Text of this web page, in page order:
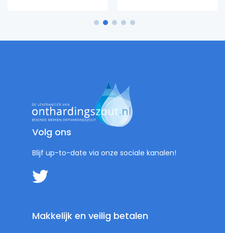
1 2 3 4 5
Volg ons
Blijf up-to-date via onze sociale kanalen!
Makkelijk en veilig betalen